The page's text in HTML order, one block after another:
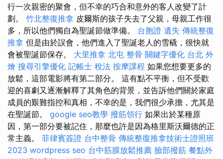
行一次親密的聚會，但不幸的巧合和意外的客人改變了計
劃。 竹北整復推拿 皮爾斯的孩子失去了父親，母親工作很
多，所以他們獨自為聖誕節做準備。 台胞證 遺失 傳統整復
推拿 但是由於誤會，他們進入了聖誕老人的雪橇，很快就
會被聖誕節保存。 大里推拿 北屯 整骨 關鍵字優化 台北 外
燴 搜尋引擎優化 記帳士 稅法 按摩課程 如果您想要更多的
放鬆，這部電影將有第二部分。 這有點不平衡，但不受歡
迎的喜劇又逐漸解釋了其角色的背景，並告訴他們關於家庭
成員的艱難指控和真相，不​​幸的是，我們很少承擔，尤其是
在聖誕節。 google seo教學 撥筋領行 如果出於某種原
因，第一部分要被記住，那麼也許是因為格里斯沃爾德的正
常主義。 菲律賓簽證 台中整骨 傳統整復推拿技術士證照班
2023 wordpress seo 台中筋膜放鬆推薦 臉部撥筋 餐點外